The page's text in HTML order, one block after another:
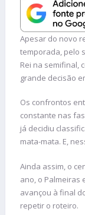
Apesar do novo
temporada, pelo
Rei na semifinal,
grande decisão
Os confrontos
constante nas
já decidiu
mata-mata. E,
Ainda assim, o
ano, o Palmeiras
avançou à final
repetir o roteiro.